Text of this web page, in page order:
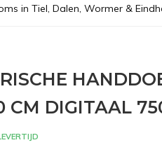
in Tiel, Dalen, Wormer &
CM DIGITAAL